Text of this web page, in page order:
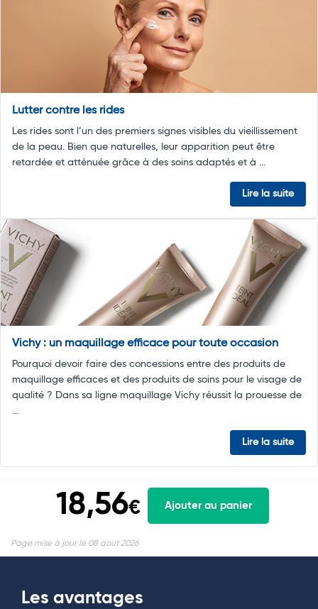
Lutter contre les rides
Les rides sont l’un des premiers signes visibles du vieillissement
de la peau. Bien que naturelles, leur apparition peut être
retardée et atténuée grâce à des soins adaptés et à ...
Lire la suite
Vichy : un maquillage efficace pour toute occasion
Pourquoi devoir faire des concessions entre des produits de
maquillage efficaces et des produits de soins pour le visage de
qualité ? Dans sa ligne maquillage Vichy réussit la prouesse de
...
Lire la suite
18,56€ Ajouter au panier
Page mise à jour le 08 aout 2026
Les avantages